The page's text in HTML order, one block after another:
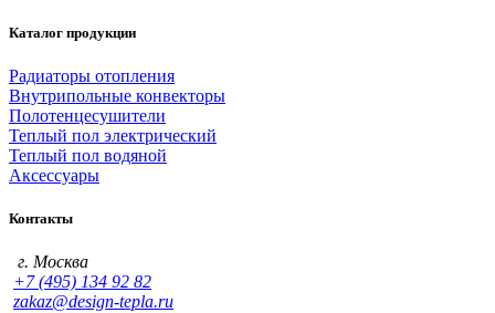
Каталог продукции
Радиаторы отопления
Внутрипольные конвекторы
Полотенцесушители
Теплый пол электрический
Теплый пол водяной
Аксессуары
Контакты
г. Москва
+7 (495) 134 92 82
zakaz@design-tepla.ru